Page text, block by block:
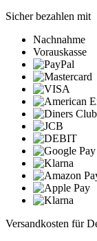
Sicher bezahlen mit
Nachnahme
Vorauskasse
Versandkosten für